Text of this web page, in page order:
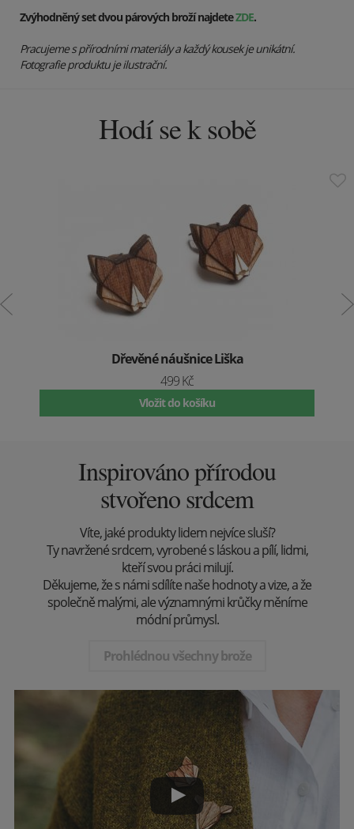
Zvýhodněný set dvou párových broží najdeteZDE.
Pracujeme s přírodními materiály a každý kousek je unikátní.
Fotografie produktu je ilustrační.
Hodí se k sobě
Dřevěné náušnice Liška
499 Kč
Vložit do košíku
Inspirováno přírodou
stvořeno srdcem
Víte, jaké produkty lidem nejvíce sluší?
Ty navržené srdcem, vyrobené s láskou a pílí, lidmi,
kteří svou práci milují.
Děkujeme, že s námi sdílíte naše hodnoty a vize, a že
společně malými, ale významnými krůčky měníme
módní průmysl.
Prohlédnou všechny brože